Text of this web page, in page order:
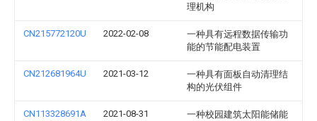
理机构
CN215772120U 2022-02-08
一种具有远程数据传输功
能的节能配电装置
CN212681964U 2021-03-12
一种具有面板自动清理结
构的光伏组件
CN113328691A 2021-08-31
一种校园建筑太阳能储能